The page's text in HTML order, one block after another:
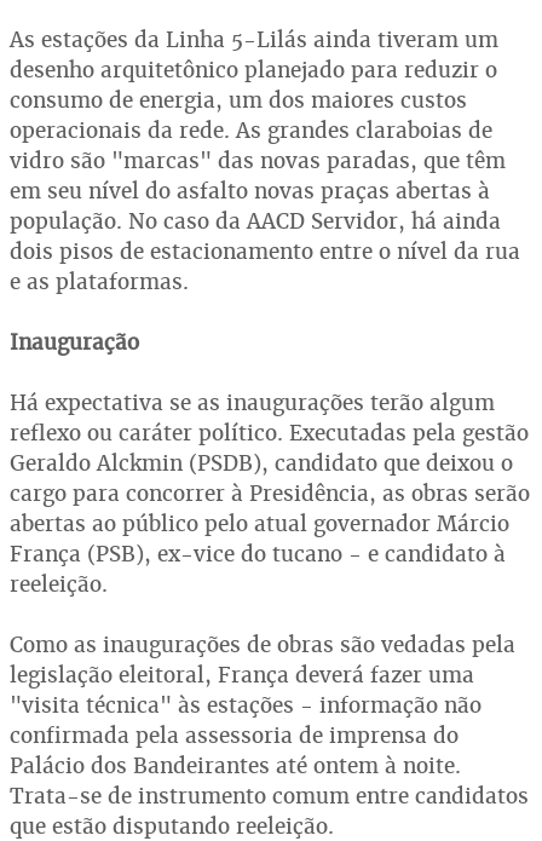
As estações da Linha 5-Lilás ainda tiveram um
desenho arquitetônico planejado para reduzir o
consumo de energia, um dos maiores custos
operacionais da rede. As grandes claraboias de
vidro são "marcas" das novas paradas, que têm
em seu nível do asfalto novas praças abertas à
população. No caso da AACD Servidor, há ainda
dois pisos de estacionamento entre o nível da rua
e as plataformas.
Inauguração
Há expectativa se as inaugurações terão algum
reflexo ou caráter político. Executadas pela gestão
Geraldo Alckmin (PSDB), candidato que deixou o
cargo para concorrer à Presidência, as obras serão
abertas ao público pelo atual governador Márcio
França (PSB), ex-vice do tucano - e candidato à
reeleição.
Como as inaugurações de obras são vedadas pela
legislação eleitoral, França deverá fazer uma
"visita técnica" às estações - informação não
confirmada pela assessoria de imprensa do
Palácio dos Bandeirantes até ontem à noite.
Trata-se de instrumento comum entre candidatos
que estão disputando reeleição.